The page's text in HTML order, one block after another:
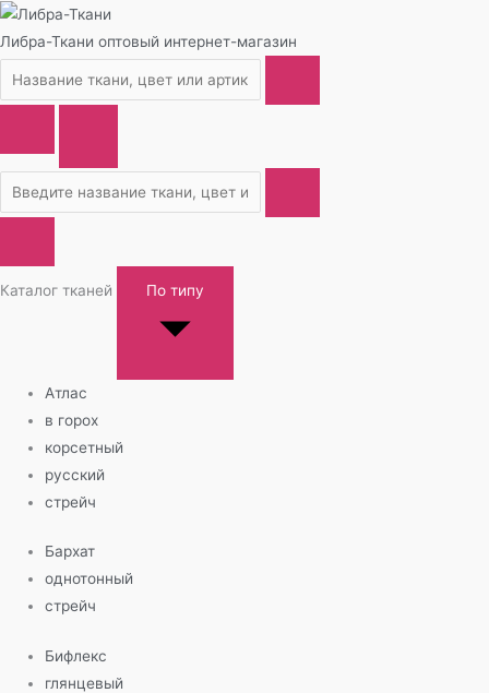
Либра-Ткани оптовый интернет-магазин
Каталог тканей По типу
Атлас
в горох
корсетный
русский
стрейч
Бархат
однотонный
стрейч
Бифлекс
глянцевый